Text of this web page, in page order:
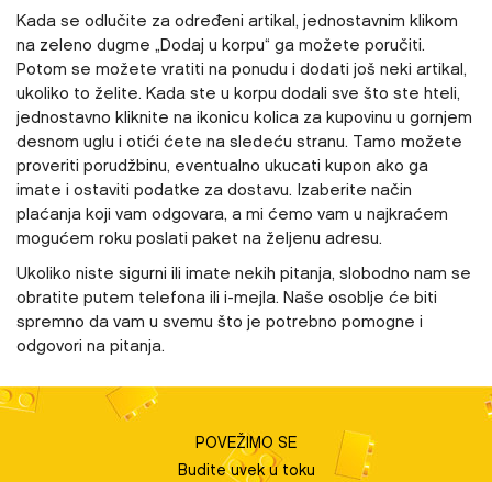
Kada se odlučite za određeni artikal, jednostavnim klikom
na zeleno dugme „Dodaj u korpu“ ga možete poručiti.
Potom se možete vratiti na ponudu i dodati još neki artikal,
ukoliko to želite. Kada ste u korpu dodali sve što ste hteli,
jednostavno kliknite na ikonicukolica za kupovinu u gornjem
desnom uglu i otići ćete na sledeću stranu. Tamo možete
proveriti porudžbinu, eventualno ukucati kupon ako ga
imate i ostaviti podatke za dostavu. Izaberite način
plaćanja koji vam odgovara, a mi ćemo vam u najkraćem
mogućem roku poslati paket na željenu adresu.
Ukoliko niste sigurni ili imate nekih pitanja, slobodno nam se
obratite putem telefona ili i-mejla. Naše osoblje će biti
spremno da vam u svemu što je potrebno pomogne i
odgovori na pitanja.
POVEŽIMO SE
Budite uvek u toku